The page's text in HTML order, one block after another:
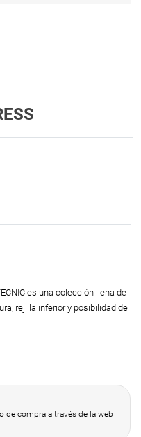
es una colección llena de
rejilla inferior y posibilidad de
de compra a través de la web